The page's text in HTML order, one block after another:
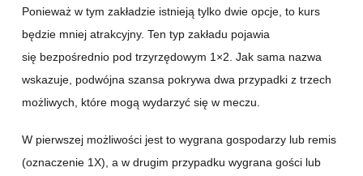
Ponieważ w tym zakładzie istnieją tylko dwie opcje, to kurs
będzie mniej atrakcyjny. Ten typ zakładu pojawia
się bezpośrednio pod trzyrzędowym 1×2. Jak sama nazwa
wskazuje, podwójna szansa pokrywa dwa przypadki z trzech
możliwych, które mogą wydarzyć się w meczu.
W pierwszej możliwości jest to wygrana gospodarzy lub remis
(oznaczenie 1X), a w drugim przypadku wygrana gości lub